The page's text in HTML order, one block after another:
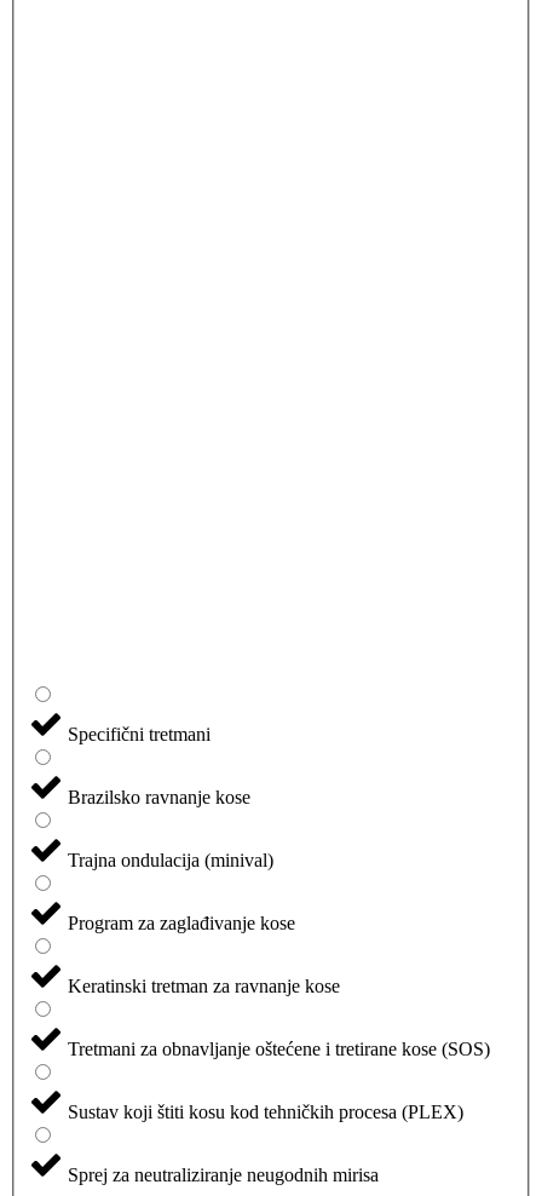
Specifični tretmani
Brazilsko ravnanje kose
Trajna ondulacija (minival)
Program za zaglađivanje kose
Keratinski tretman za ravnanje kose
Tretmani za obnavljanje oštećene i tretirane kose (SOS)
Sustav koji štiti kosu kod tehničkih procesa (PLEX)
Sprej za neutraliziranje neugodnih mirisa